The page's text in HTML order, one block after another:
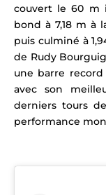
couvert le 60 m
bond à 7,18 m à
puis culminé à
de Rudy
une barre
avec son
derniers tours
performance